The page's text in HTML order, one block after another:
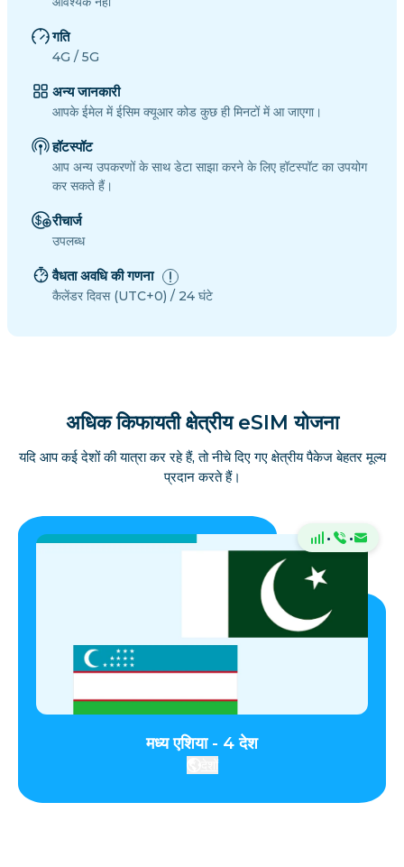
गति
4G / 5G
अन्य जानकारी
आपके ईमेल में ईसिम क्यूआर कोड कुछ ही मिनटों में आ जाएगा।
हॉटस्पॉट
आप अन्य उपकरणों के साथ डेटा साझा करने के लिए हॉटस्पॉट का उपयोग
कर सकते हैं।
रीचार्ज
उपलब्ध
वैधता अवधि की गणना
कैलेंडर दिवस (UTC+0) / 24 घंटे
अधिक किफायती क्षेत्रीय eSIM योजना
यदि आप कई देशों की यात्रा कर रहे हैं, तो नीचे दिए गए क्षेत्रीय पैकेज बेहतर मूल्य
प्रदान करते हैं।
· ·
मध्य एशिया - 4 देश